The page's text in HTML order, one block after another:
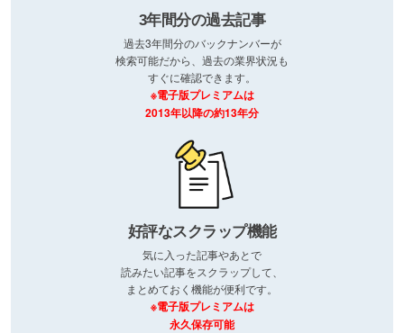
3年間分の過去記事
過去3年間分のバックナンバーが
検索可能だから、過去の業界状況も
すぐに確認できます。
※電子版プレミアムは
2013年以降の約13年分
好評なスクラップ機能
気に入った記事やあとで
読みたい記事をスクラップして、
まとめておく機能が便利です。
※電子版プレミアムは
永久保存可能